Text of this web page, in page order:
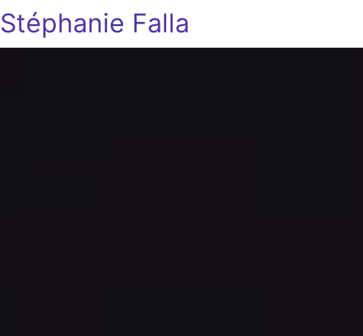
Stéphanie Falla